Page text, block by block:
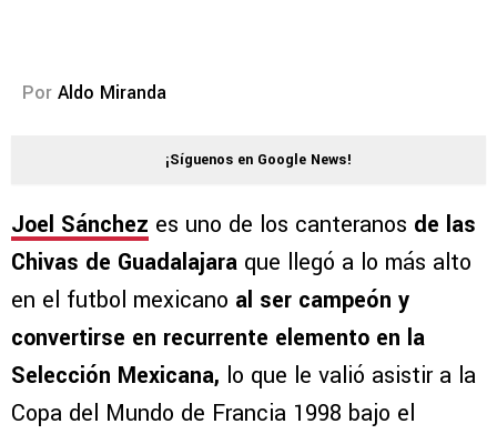
Por Aldo Miranda
¡Síguenos en Google News!
Joel Sánchez es uno de los canteranos de las
Chivas de Guadalajara que llegó a lo más alto
en el futbol mexicano al ser campeón y
convertirse en recurrente elemento en la
Selección Mexicana, lo que le valió asistir a la
Copa del Mundo de Francia 1998 bajo el